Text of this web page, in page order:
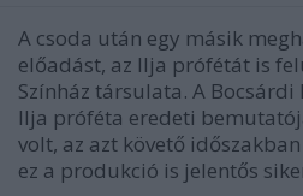
A csoda után egy másik
előadást, az Ilja prófétát is
Színház társulata. A
Ilja próféta eredeti
volt, az azt követő
ez a produkció is jelentős